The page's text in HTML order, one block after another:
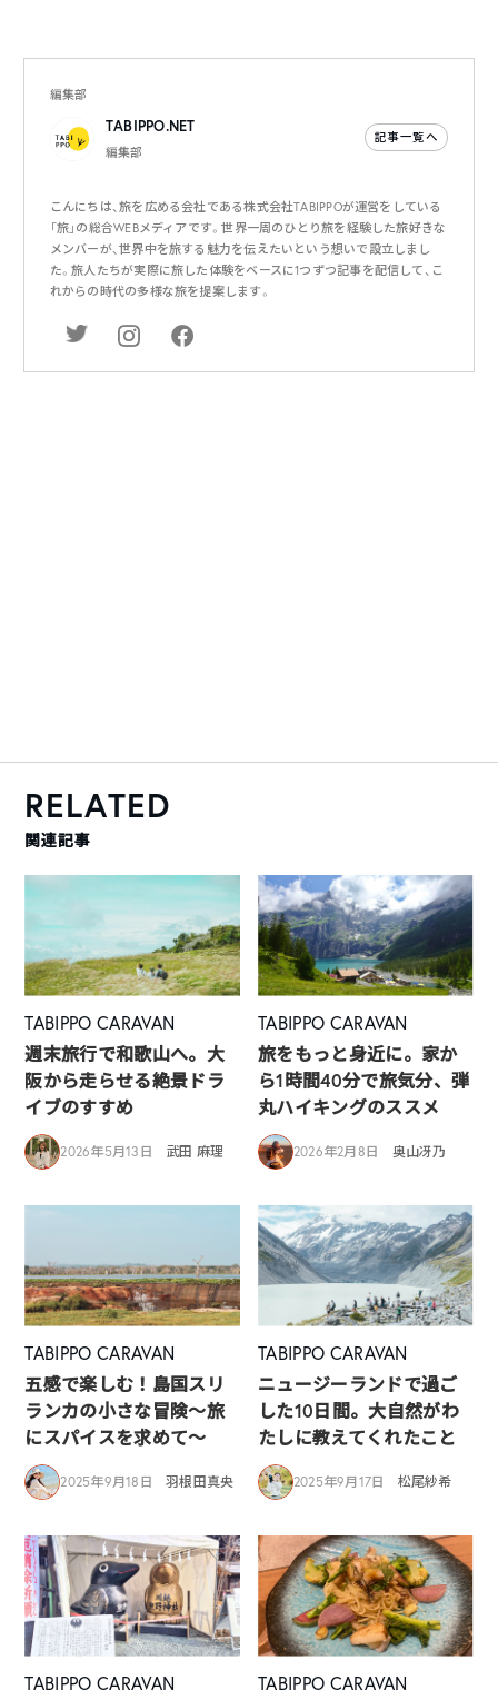
編集部
TABIPPO.NET
編集部
記事一覧へ
こんにちは、旅を広める会社である株式会社TABIPPOが運営をしている
「旅」の総合WEBメディアです。世界一周のひとり旅を経験した旅好きな
メンバーが、世界中を旅する魅力を伝えたいという想いで設立しまし
た。旅人たちが実際に旅した体験をベースに1つずつ記事を配信して、こ
れからの時代の多様な旅を提案します。
RELATED
関連記事
TABIPPO CARAVAN
週末旅行で和歌山へ。大
阪から走らせる絶景ドラ
イブのすすめ
2026年5月13日 武田 麻理
TABIPPO CARAVAN
旅をもっと身近に。家か
ら1時間40分で旅気分、弾
丸ハイキングのススメ
2026年2月8日 奥山冴乃
TABIPPO CARAVAN
五感で楽しむ！島国スリ
ランカの小さな冒険～旅
にスパイスを求めて～
2025年9月18日 羽根田真央
TABIPPO CARAVAN
ニュージーランドで過ご
した10日間。大自然がわ
たしに教えてくれたこと
2025年9月17日 松尾紗希
TABIPPO CARAVAN
TABIPPO CARAVAN